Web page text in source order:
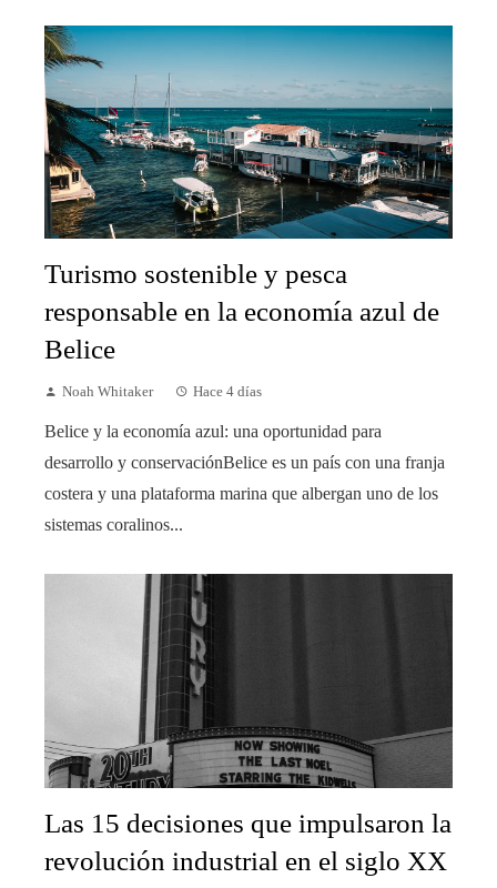
Turismo sostenible y pesca
responsable en la economía azul de
Belice
Noah Whitaker Hace 4 días
Belice y la economía azul: una oportunidad para
desarrollo y conservaciónBelice es un país con una franja
costera y una plataforma marina que albergan uno de los
sistemas coralinos...
Las 15 decisiones que impulsaron la
revolución industrial en el siglo XX